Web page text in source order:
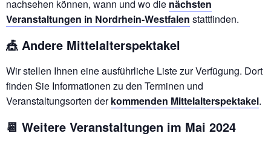
nachsehen können, wann und wo die nächsten
Veranstaltungen in Nordrhein-Westfalen stattfinden.
🎪 Andere Mittelalterspektakel
Wir stellen Ihnen eine ausführliche Liste zur Verfügung. Dort
finden Sie Informationen zu den Terminen und
Veranstaltungsorten derkommenden Mittelalterspektakel.
📆 Weitere Veranstaltungen im Mai 2024